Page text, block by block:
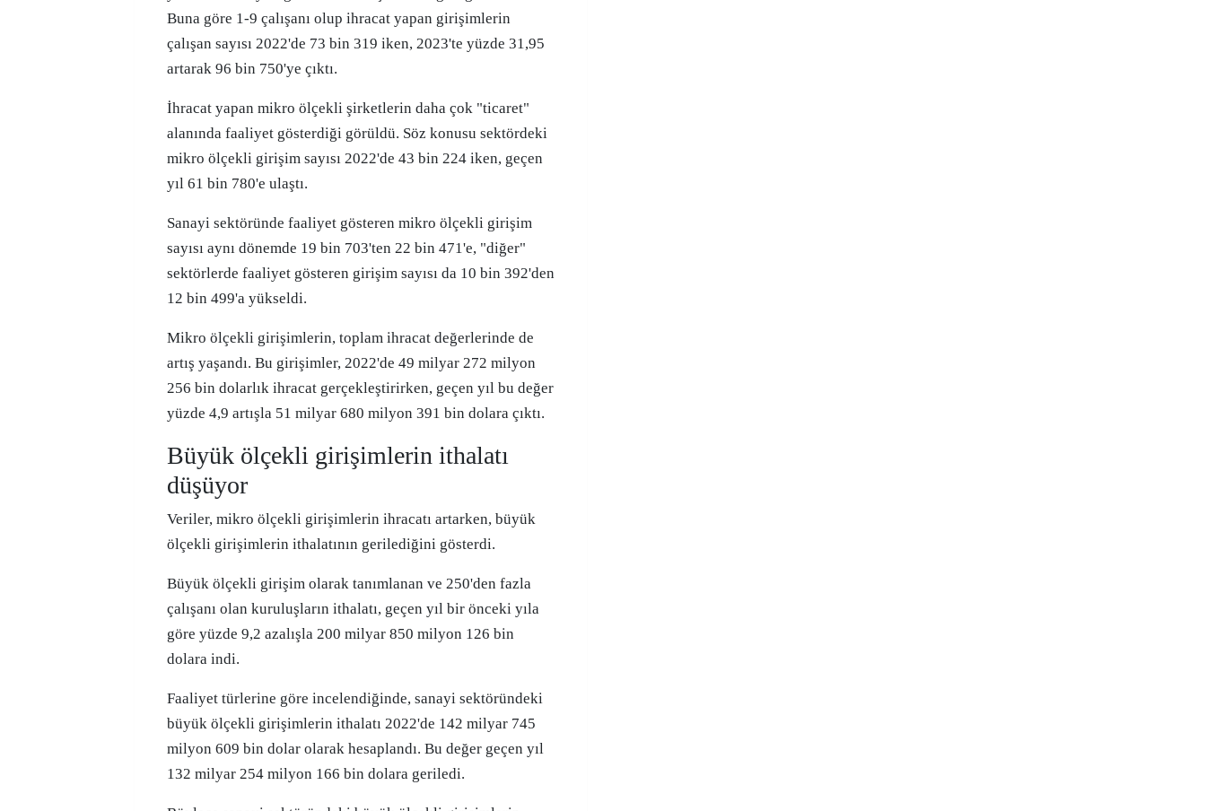
Buna göre 1-9 çalışanı olup ihracat yapan girişimlerin
çalışan sayısı 2022'de 73 bin 319 iken, 2023'te yüzde 31,95
artarak 96 bin 750'ye çıktı.
İhracat yapan mikro ölçekli şirketlerin daha çok "ticaret"
alanında faaliyet gösterdiği görüldü. Söz konusu sektördeki
mikro ölçekli girişim sayısı 2022'de 43 bin 224 iken, geçen
yıl 61 bin 780'e ulaştı.
Sanayi sektöründe faaliyet gösteren mikro ölçekli girişim
sayısı aynı dönemde 19 bin 703'ten 22 bin 471'e, "diğer"
sektörlerde faaliyet gösteren girişim sayısı da 10 bin 392'den
12 bin 499'a yükseldi.
Mikro ölçekli girişimlerin, toplam ihracat değerlerinde de
artış yaşandı. Bu girişimler, 2022'de 49 milyar 272 milyon
256 bin dolarlık ihracat gerçekleştirirken, geçen yıl bu değer
yüzde 4,9 artışla 51 milyar 680 milyon 391 bin dolara çıktı.
Büyük ölçekli girişimlerin ithalatı
düşüyor
Veriler, mikro ölçekli girişimlerin ihracatı artarken, büyük
ölçekli girişimlerin ithalatının gerilediğini gösterdi.
Büyük ölçekli girişim olarak tanımlanan ve 250'den fazla
çalışanı olan kuruluşların ithalatı, geçen yıl bir önceki yıla
göre yüzde 9,2 azalışla 200 milyar 850 milyon 126 bin
dolara indi.
Faaliyet türlerine göre incelendiğinde, sanayi sektöründeki
büyük ölçekli girişimlerin ithalatı 2022'de 142 milyar 745
milyon 609 bin dolar olarak hesaplandı. Bu değer geçen yıl
132 milyar 254 milyon 166 bin dolara geriledi.